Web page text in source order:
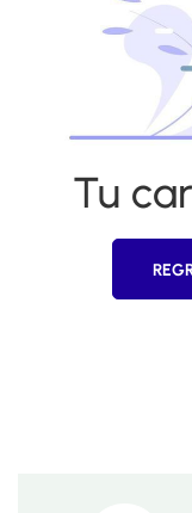
Tu